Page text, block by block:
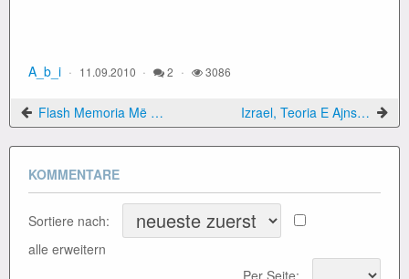
A_b_i 11.09.2010 2 3086
Flash Memoria Më E Hollë Në Botë Izrael, Teoria E Ajnshtajnit Ekspozohet Për Publikun
KOMMENTARE
Sortiere nach:
alle erweitern